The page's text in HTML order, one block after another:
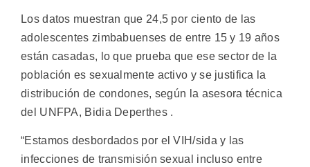
Los datos muestran que 24,5 por ciento de las
adolescentes zimbabuenses de entre 15 y 19 años
están casadas, lo que prueba que ese sector de la
población es sexualmente activo y se justifica la
distribución de condones, según la asesora técnica
del UNFPA, Bidia Deperthes .
“Estamos desbordados por el VIH/sida y las
infecciones de transmisión sexual incluso entre